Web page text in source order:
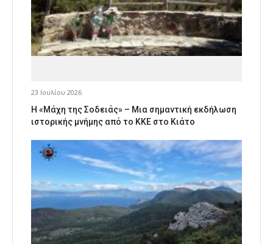
23 Ιουλίου 2026
Η «Μάχη της Σοδειάς» – Μια σημαντική εκδήλωση
ιστορικής μνήμης από το ΚΚΕ στο Κιάτο